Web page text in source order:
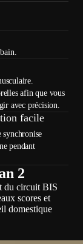
afin que vous
avec précision.
facile
synchronise
pendant
2
du circuit BIS
scores et
domestique